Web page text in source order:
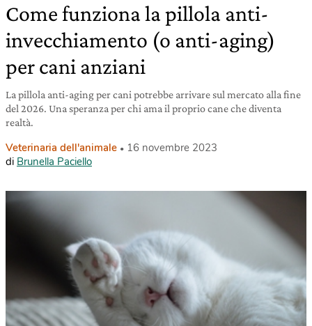
Come funziona la pillola anti-
invecchiamento (o anti-aging)
per cani anziani
La pillola anti-aging per cani potrebbe arrivare sul mercato alla fine
del 2026. Una speranza per chi ama il proprio cane che diventa
realtà.
Veterinaria dell'animale
16 novembre 2023
di Brunella Paciello